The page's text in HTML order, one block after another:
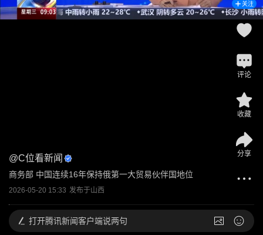
@C位看新闻
商务部 中国连续16年保持俄第一大贸易伙伴国地位
2026-05-20 15:33 发布于山西
关注
评论
收藏
分享
打开腾讯新闻客户端说两句